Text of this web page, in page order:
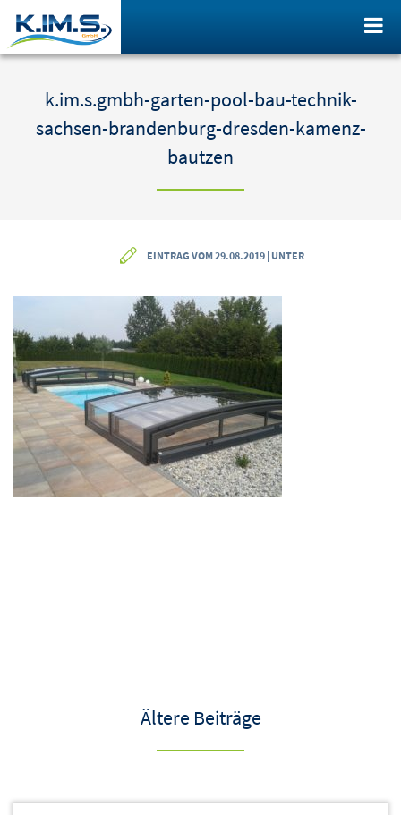
k.im.s.gmbh-garten-pool-bau-technik-
sachsen-brandenburg-dresden-kamenz-
bautzen
EINTRAG VOM 29.08.2019 | UNTER
Ältere Beiträge